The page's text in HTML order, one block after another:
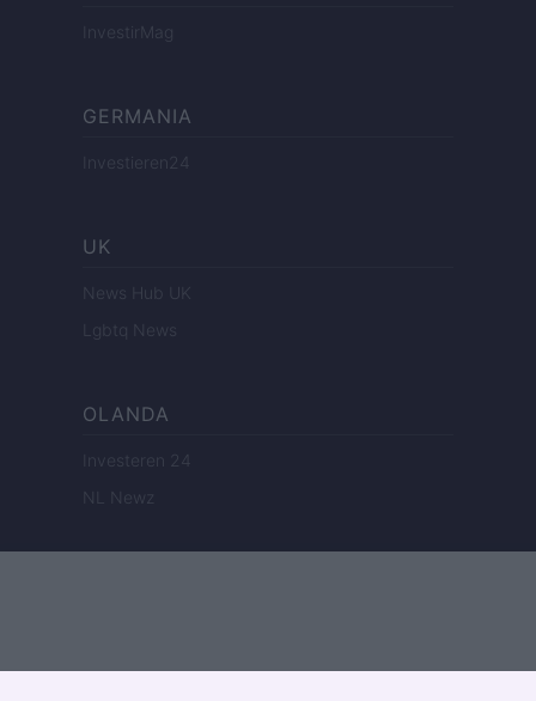
InvestirMag
GERMANIA
Investieren24
UK
News Hub UK
Lgbtq News
OLANDA
Investeren 24
NL Newz